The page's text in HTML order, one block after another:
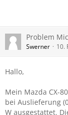
Problem
Swerner 10.
Hallo,
Mein Mazda CX-
bei Auslieferung
W ausgestattet.